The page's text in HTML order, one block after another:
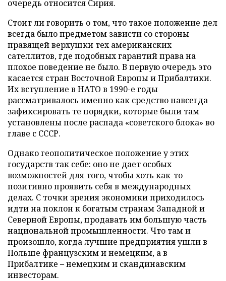
очередь относится Сирия.
Стоит ли говорить о том, что такое положение дел
всегда было предметом зависти со стороны
правящей верхушки тех американских
сателлитов, где подобных гарантий права на
плохое поведение не было. В первую очередь это
касается стран Восточной Европы и Прибалтики.
Их вступление в НАТО в 1990-е годы
рассматривалось именно как средство навсегда
зафиксировать те порядки, которые были там
установлены после распада «советского блока» во
главе с СССР.
Однако геополитическое положение у этих
государств так себе: оно не дает особых
возможностей для того, чтобы хоть как-то
позитивно проявить себя в международных
делах. С точки зрения экономики приходилось
идти на поклон к богатым странам Западной и
Северной Европы, продавать им большую часть
национальной промышленности. Что там и
произошло, когда лучшие предприятия ушли в
Польше французским и немецким, а в
Прибалтике – немецким и скандинавским
инвесторам.